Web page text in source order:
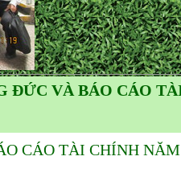
ĐỨC VÀ BÁO CÁO
CÁO TÀI CHÍNH NĂM